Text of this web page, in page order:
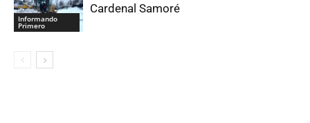
Informando
Primero
Cardenal Samoré